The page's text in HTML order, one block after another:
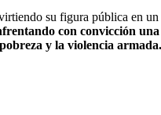
su figura pública en
con convicción
y la violencia armada.